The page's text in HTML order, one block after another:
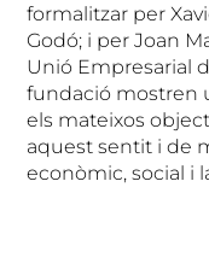
formalitzar per
Godó; i per Joan
Unió Empresarial
fundació mostren
els mateixos
aquest sentit i de
econòmic, social i